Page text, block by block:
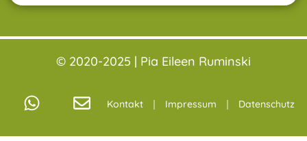
© 2020-2025 | Pia Eileen Ruminski
Kontakt Impressum Datenschutz